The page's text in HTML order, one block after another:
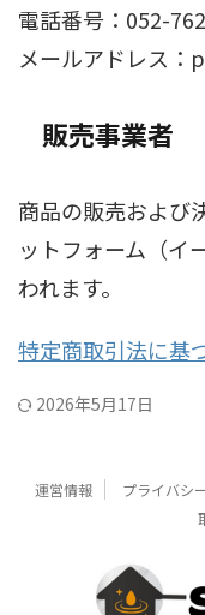
電話番号：052-
メールアドレス
販売事業者
商品の販売および
ットフォーム（イ
われます。
特定商取引法に基
2026年5月17日
運営情報 プライバシ